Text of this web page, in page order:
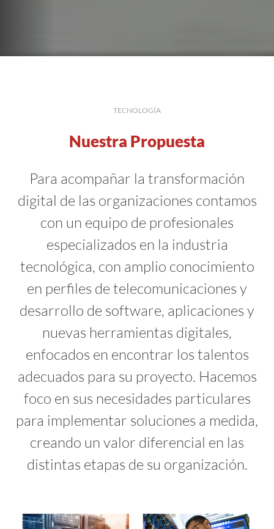
TECNOLOGÍA
Nuestra Propuesta
Para acompañar la transformación
digital de las organizaciones contamos
con un equipo de profesionales
especializados en la industria
tecnológica, con amplio conocimiento
en perfiles de telecomunicaciones y
desarrollo de software, aplicaciones y
nuevas herramientas digitales,
enfocados en encontrar los talentos
adecuados para su proyecto. Hacemos
foco en sus necesidades particulares
para implementar soluciones a medida,
creando un valor diferencial en las
distintas etapas de su organización.